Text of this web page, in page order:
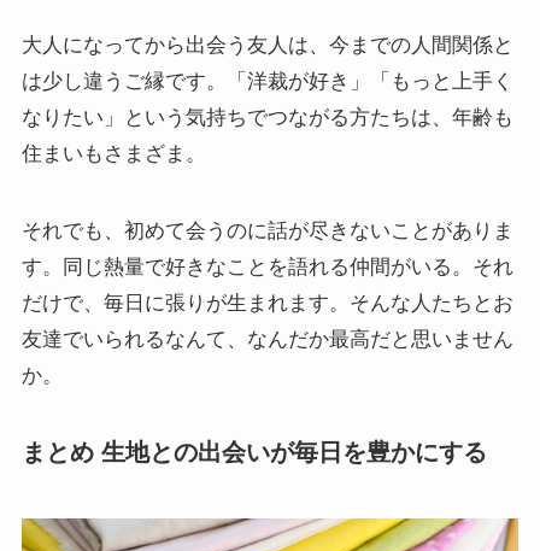
大人になってから出会う友人は、今までの人間関係と
は少し違うご縁です。「洋裁が好き」「もっと上手く
なりたい」という気持ちでつながる方たちは、年齢も
住まいもさまざま。
それでも、初めて会うのに話が尽きないことがありま
す。同じ熱量で好きなことを語れる仲間がいる。それ
だけで、毎日に張りが生まれます。そんな人たちとお
友達でいられるなんて、なんだか最高だと思いません
か。
まとめ 生地との出会いが毎日を豊かにする